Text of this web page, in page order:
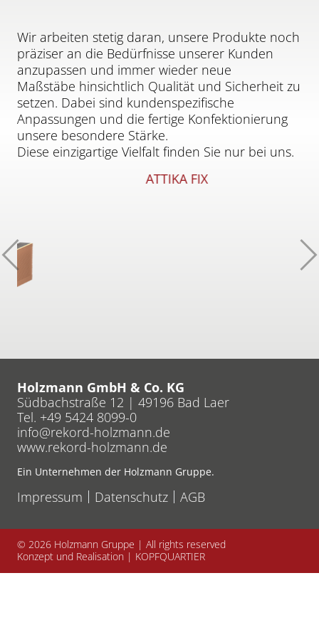
Wir arbeiten stetig daran, unsere Produkte noch
präziser an die Bedürfnisse unserer Kunden
anzupassen und immer wieder neue
Maßstäbe hinsichtlich Qualität und Sicherheit zu
setzen. Dabei sind kundenspezifische
Anpassungen und die fertige Konfektionierung
unsere besondere Stärke.
Diese einzigartige Vielfalt finden Sie nur bei uns.
ATTIKA FIX
Zurück
Holzmann GmbH & Co. KG
Südbachstraße 12 | 49196 Bad Laer
Tel. +49 5424 8099-0
info
rekord-holzmann de
www.rekord-holzmann.de
Ein Unternehmen der Holzmann Gruppe.
Impressum Datenschutz AGB
© 2026 Holzmann Gruppe | All rights reserved
Konzept und Realisation | KOPFQUARTIER